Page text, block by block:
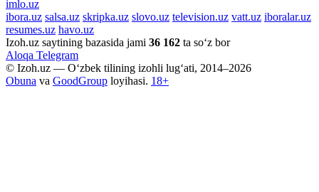
imlo.uz
ibora.uz salsa.uz skripka.uz slovo.uz television.uz vatt.uz iboralar.uz
resumes.uz havo.uz
Izoh.uz saytining bazasida jami 36 162 ta so‘z bor
Aloqa Telegram
© Izoh.uz — O‘zbek tilining izohli lug‘ati, 2014–2026
Obuna va GoodGroup loyihasi. 18+